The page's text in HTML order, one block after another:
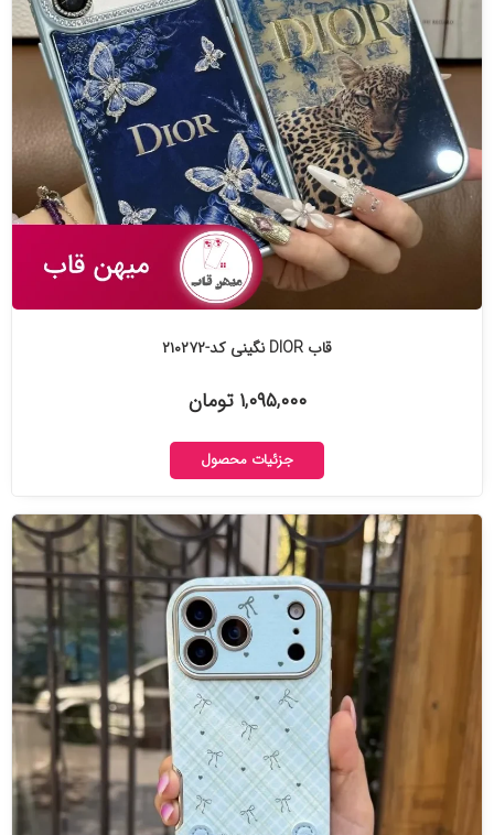
قاب DIOR نگینی کد-۲۱۰۲۷۲
۱,۰۹۵,۰۰۰ تومان
جزئیات محصول